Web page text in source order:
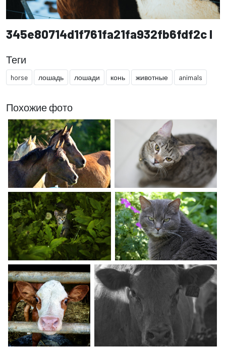
345e80714d1f761fa21fa932fb6fdf2c l
Теги
horse лошадь лошади конь животные animals
Похожие фото